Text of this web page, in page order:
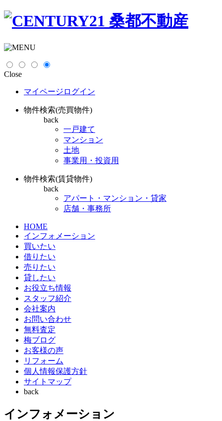
Close
マイページログイン
物件検索(売買物件)
back
一戸建て
マンション
土地
事業用・投資用
物件検索(賃貸物件)
back
アパート・マンション・貸家
店舗・事務所
HOME
インフォメーション
買いたい
借りたい
売りたい
貸したい
お役立ち情報
スタッフ紹介
会社案内
お問い合わせ
無料査定
梅ブログ
お客様の声
リフォーム
個人情報保護方針
サイトマップ
back
インフォメーション